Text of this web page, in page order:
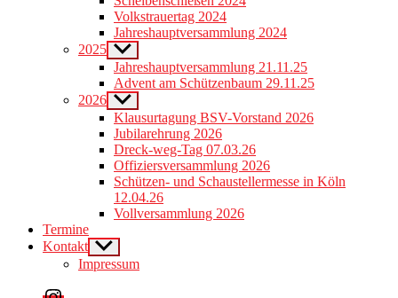
menu
Volkstrauertag 2024
Jahreshauptversammlung 2024
2025 Show
sub
menu
Jahreshauptversammlung 21.11.25
Advent am Schützenbaum 29.11.25
2026 Show
sub
menu
Klausurtagung BSV-Vorstand 2026
Jubilarehrung 2026
Dreck-weg-Tag 07.03.26
Offiziersversammlung 2026
Schützen- und Schaustellermesse in Köln
12.04.26
Vollversammlung 2026
Termine
Kontakt Show
sub
menu
Impressum
Instagram